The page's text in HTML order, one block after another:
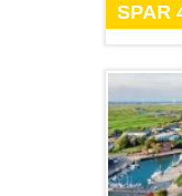
SPAR